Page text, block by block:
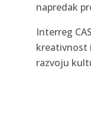
napredak
Interreg
kreativnost
razvoju